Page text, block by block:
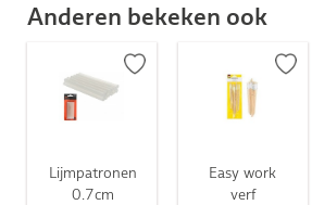
Anderen bekeken ook
Lijmpatronen
0.7cm
Easy work
verf